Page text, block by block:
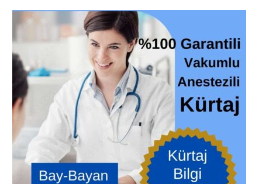
Kürtaj
fiyatları
2024